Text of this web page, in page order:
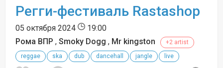
Регги-фестиваль Rastashop
05 октября 2024
19:00
Рома ВПР , Smoky Dogg , Mr kingston
+2 artist
reggae
ska dub dancehall jangle live